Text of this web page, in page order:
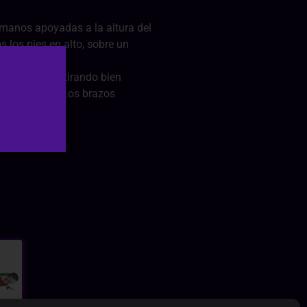
apoyadas a la altura del
los pies en alto, sobre un
ángulo, estirando bien
abajo. Los brazos